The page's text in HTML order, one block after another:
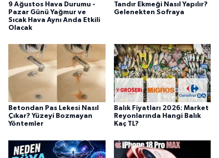
9 Ağustos Hava Durumu -
Pazar Günü Yağmur ve
Sıcak Hava Aynı Anda Etkili
Olacak
Tandır Ekmeği Nasıl Yapılır?
Gelenekten Sofraya
Betondan Pas Lekesi Nasıl
Çıkar? Yüzeyi Bozmayan
Yöntemler
Balık Fiyatları 2026: Market
Reyonlarında Hangi Balık
Kaç TL?